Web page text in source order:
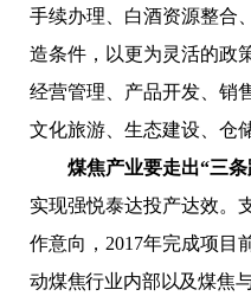
手续办理、白酒资源整合
造条件，以更为灵活的政
经营管理、产品开发、销
文化旅游、生态建设、仓
煤焦产业要走出“三条
实现强悦泰达投产达效。
作意向，2017年完成项目
动煤焦行业内部以及煤焦